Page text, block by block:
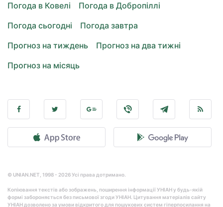
Погода в Ковелі
Погода в Добропіллі
Погода сьогодні
Погода завтра
Прогноз на тиждень
Прогноз на два тижні
Прогноз на місяць
© UNIAN.NET, 1998 - 2026 Усі права дотримано.
Копіювання текстів або зображень, поширення інформації УНІАН у будь-якій
формі забороняється без письмової згоди УНІАН. Цитування матеріалів сайту
УНІАН дозволено за умови відкритого для пошукових систем гіперпосилання на